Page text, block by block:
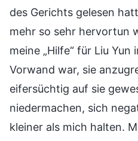
des Gerichts gelesen
mehr so sehr hervortun
meine „Hilfe“ für Liu
Vorwand war, sie
eifersüchtig auf sie
niedermachen, sich
kleiner als mich halten.